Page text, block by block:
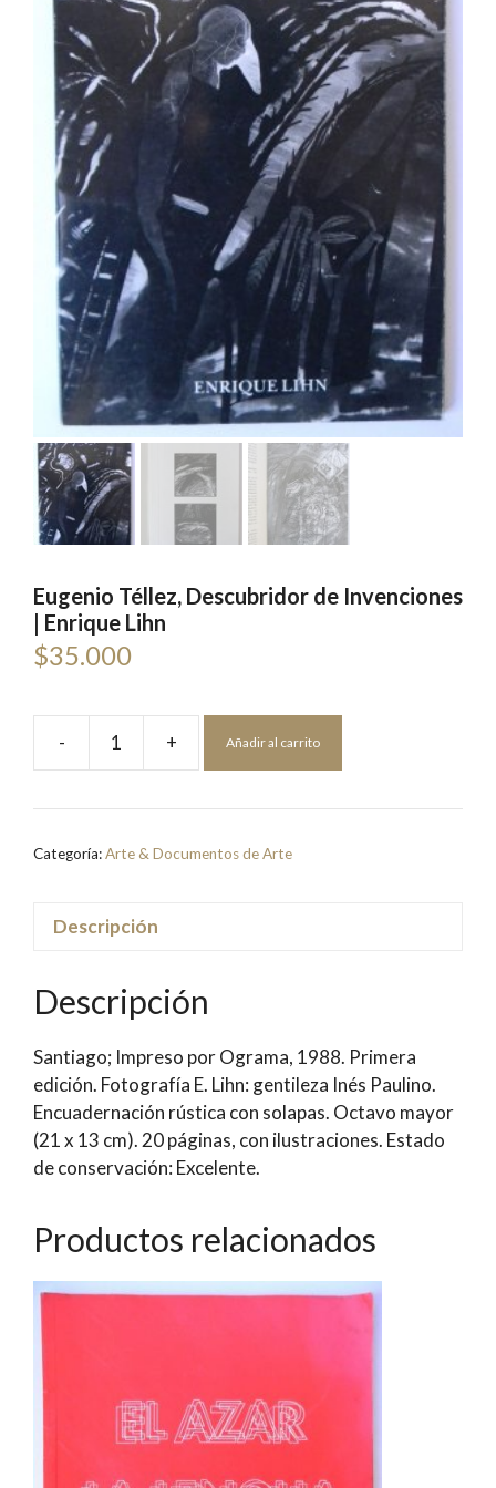
Eugenio Téllez, Descubridor de Invenciones
| Enrique Lihn
$35.000
-
Eugenio
Descubridor
Invenciones
+ Añadir al carrito
Categoría:Arte & Documentos de Arte
Descripción
Descripción
Santiago; Impreso por Ograma, 1988. Primera
edición. Fotografía E. Lihn: gentileza Inés Paulino.
Encuadernación rústica con solapas. Octavo mayor
(21 x 13 cm). 20 páginas, con ilustraciones. Estado
de conservación: Excelente.
Productos relacionados